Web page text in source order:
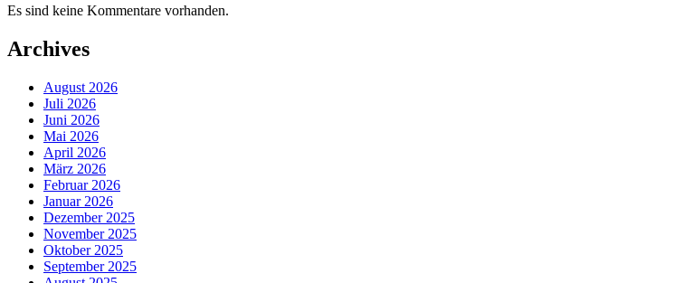
Es sind keine Kommentare vorhanden.
Archives
August 2026
Juli 2026
Juni 2026
Mai 2026
April 2026
März 2026
Februar 2026
Januar 2026
Dezember 2025
November 2025
Oktober 2025
September 2025